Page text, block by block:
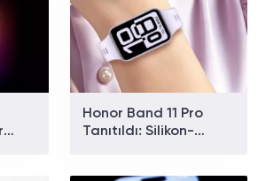
Honor Band 11 Pro
Tanıtıldı: Silikon-